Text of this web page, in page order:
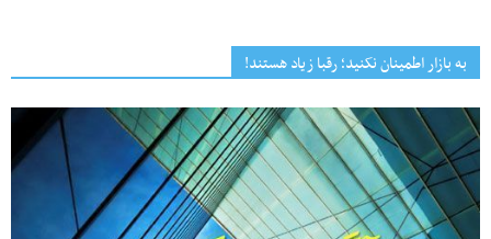
به بازار اطمینان نکنید؛ رقبا زیاد هستند!